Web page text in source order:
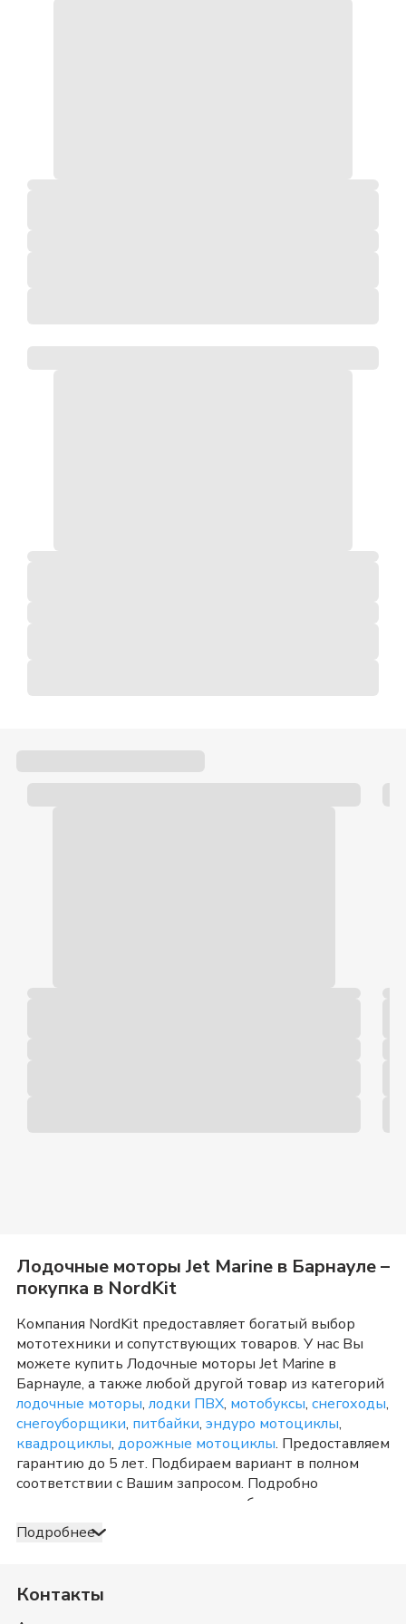
Лодочные моторы Jet Marine в Барнауле–
покупка в NordKit
Компания NordKit предоставляет богатый выбор
мототехники и сопутствующих товаров. У нас Вы
можете купить Лодочные моторы Jet Marine в
Барнауле, а также любой другой товар из категорий
лодочные моторы, лодки ПВХ, мотобуксы, снегоходы,
снегоуборщики, питбайки, эндуро мотоциклы,
квадроциклы, дорожные мотоциклы. Предоставляем
гарантию до 5 лет. Подбираем вариант в полном
соответствии с Вашим запросом. Подробно
консультируем и отвечаем на любые вопросы по
телефону и в шоу-руме в
категорииЛодочные моторы Jet Marine
Барнауле
России. Оплата принимается несколькими способами:
Подробнее
Контакты